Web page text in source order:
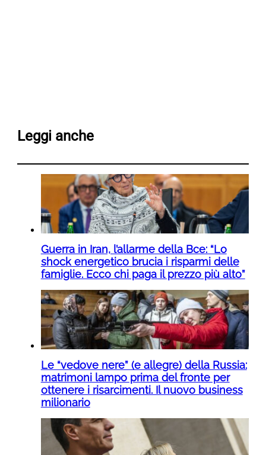
Leggi anche
Guerra in Iran, l’allarme della Bce: “Lo
shock energetico brucia i risparmi delle
famiglie. Ecco chi paga il prezzo più alto”
Le “vedove nere” (e allegre) della Russia:
matrimoni lampo prima del fronte per
ottenere i risarcimenti. Il nuovo business
milionario